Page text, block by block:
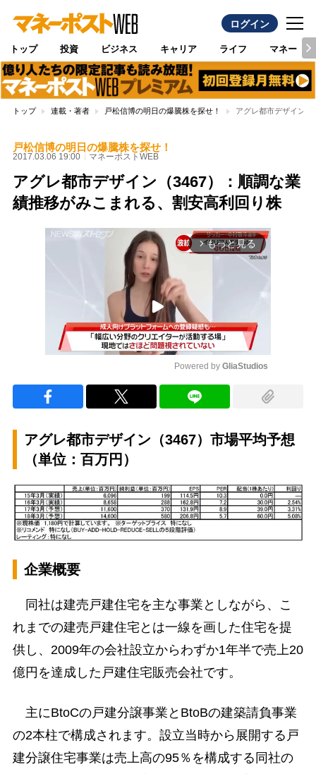
ログイン
トップ 投資 ビジネス キャリア ライフ マネー
トップ 連載・著者 戸松信博の明日の爆騰株を探せ！ アグレ都市デザイン
戸松信博の明日の爆騰株を探せ！
2017.03.06 19:00 マネーポストWEB
アグレ都市デザイン（3467）：順調な業
績推移がみこまれる、割安高利回り株
arrow_forward_ios もっと見る
Powered by GliaStudios
アグレ都市デザイン（3467）市場平均予想
（単位：百万円）
企業概要
同社は建売戸建住宅を主な事業としながら、こ
れまでの建売戸建住宅とは一線を画した住宅を提
供し、2009年の会社設立からわずか1年半で売上20
億円を達成した戸建住宅販売会社です。
主にBtoCの戸建分譲事業とBtoBの建築請負事業
の2本柱で構成されます。設立当時から展開する戸
建分譲住宅事業は売上高の95％を構成する同社の